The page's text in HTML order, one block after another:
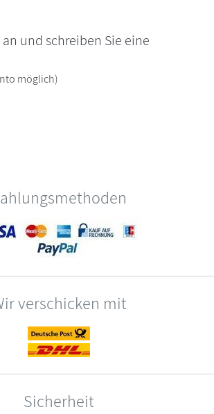
und schreiben Sie eine
möglich)
verschicken mit
Sicherheit